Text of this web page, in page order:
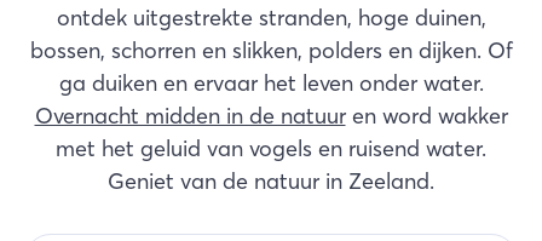
ontdek uitgestrekte stranden, hoge duinen,
bossen, schorren en slikken, polders en dijken. Of
ga duiken en ervaar het leven onder water.
Overnacht midden in de natuuren word wakker
met het geluid van vogels en ruisend water.
Geniet van de natuur in Zeeland.